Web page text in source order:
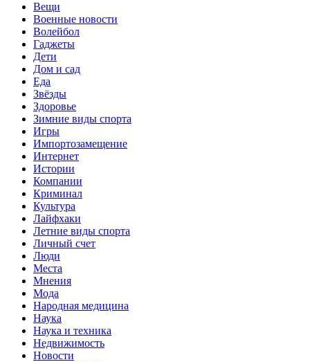
Вещи
Военные новости
Волейбол
Гаджеты
Дети
Дом и сад
Еда
Звёзды
Здоровье
Зимние виды спорта
Игры
Импортозамещение
Интернет
Истории
Компании
Криминал
Культура
Лайфхаки
Летние виды спорта
Личный счет
Люди
Места
Мнения
Мода
Народная медицина
Наука
Наука и техника
Недвижимость
Новости